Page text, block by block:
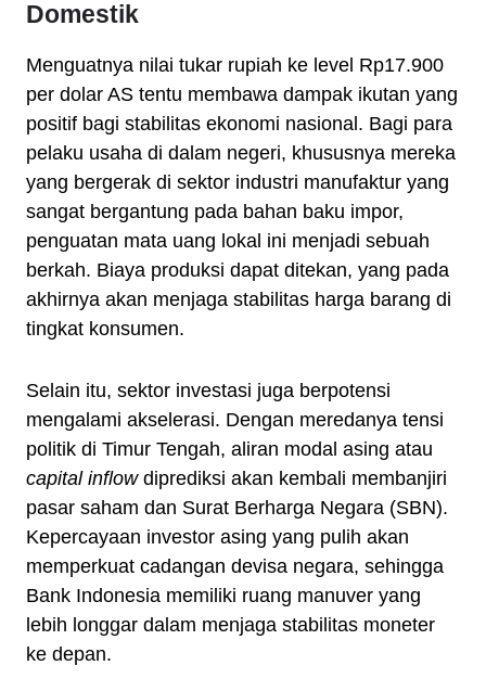
Domestik
Menguatnya nilai tukar rupiah ke level Rp17.900
per dolar AS tentu membawa dampak ikutan yang
positif bagi stabilitas ekonomi nasional. Bagi para
pelaku usaha di dalam negeri, khususnya mereka
yang bergerak di sektor industri manufaktur yang
sangat bergantung pada bahan baku impor,
penguatan mata uang lokal ini menjadi sebuah
berkah. Biaya produksi dapat ditekan, yang pada
akhirnya akan menjaga stabilitas harga barang di
tingkat konsumen.
Selain itu, sektor investasi juga berpotensi
mengalami akselerasi. Dengan meredanya tensi
politik di Timur Tengah, aliran modal asing atau
capital inflowdiprediksi akan kembali membanjiri
pasar saham dan Surat Berharga Negara (SBN).
Kepercayaan investor asing yang pulih akan
memperkuat cadangan devisa negara, sehingga
Bank Indonesia memiliki ruang manuver yang
lebih longgar dalam menjaga stabilitas moneter
ke depan.